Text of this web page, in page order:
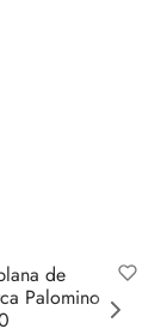
de
Palomino